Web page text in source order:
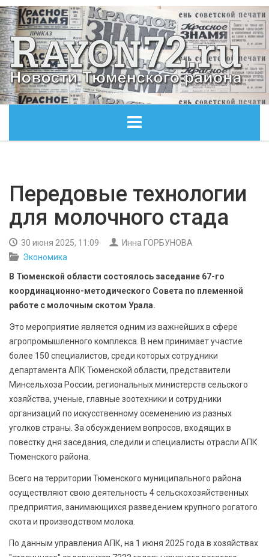
ОБЩЕСТВО
ЭКОНОМИКА
КУЛЬТУРА
БЕЗОПАСНОСТЬ
СПОРТ
Передовые технологии
для молочного стада
30 июня 2025, 11:09
Инна ГОРБУНОВА
Экономика
В Тюменской области состоялось заседание 67-го
координационно-методического Совета по племенной
работе с молочным скотом Урала.
Это мероприятие является одним из важнейших в сфере
агропромышленного комплекса. В нем принимает участие
более 150 специалистов, среди которых сотрудники
департамента АПК Тюменской области, представители
Минсельхоза России, региональных министерств сельского
хозяйства, ученые, главные зоотехники и сотрудники
организаций по искусственному осеменению из разных
уголков страны. За обсуждением вопросов, входящих в
повестку дня заседания, следили и специалисты отрасли АПК
Тюменского района.
Всего на территории Тюменского муниципального района
осуществляют свою деятельность 4 сельскохозяйственных
предприятия, занимающихся разведением крупного рогатого
скота и производством молока.
По данным управления АПК, на 1 июня 2025 года в хозяйствах